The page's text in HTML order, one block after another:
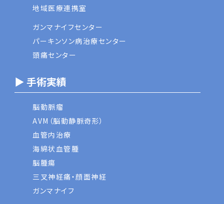
地域医療連携室
ガンマナイフセンター
パーキンソン病治療センター
頭痛センター
▶ 手術実績
脳動脈瘤
AVM（脳動静脈奇形）
血管内治療
海綿状血管腫
脳腫瘍
三叉神経痛・顔面神経
ガンマナイフ